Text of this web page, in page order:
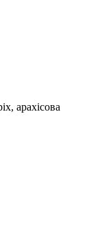
арахісова